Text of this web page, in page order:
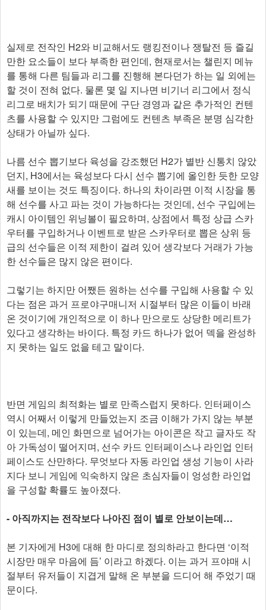
실제로 전작인 H2와 비교해서도 랭킹전이나 쟁탈전 등 즐길
만한 요소들이 보다 부족한 편인데, 현재로서는 챌린지 메뉴
를 통해 다른 팀들과 리그를 진행해 본다던가 하는 일 외에는
할 것이 전혀 없다. 물론 몇 일 지나면 비기너 리그에서 정식
리그로 배치가 되기 때문에 구단 경영과 같은 추가적인 컨텐
츠를 사용할 수 있지만 그럼에도 컨텐츠 부족은 분명 심각한
상태가 아닐까 싶다.
나름 선수 뽑기보다 육성을 강조했던 H2가 별반 신통치 않았
던지, H3에서는 육성보다 다시 선수 뽑기에 올인한 듯한 모양
새를 보이는 것도 특징이다. 하나의 차이라면 이적 시장을 통
해 선수를 사고 파는 것이 가능하다는 것인데, 선수 구입에는
캐시 아이템인 위닝볼이 필요하며, 상점에서 특정 상급 스카
우터를 구입하거나 이벤트로 받은 스카우터로 뽑은 상위 등
급의 선수들은 이적 제한이 걸려 있어 생각보다 거래가 가능
한 선수들은 많지 않은 편이다.
그렇기는 하지만 어쨌든 원하는 선수를 구입해 사용할 수 있
다는 점은 과거 프로야구매니저 시절부터 많은 이들이 바래
온 것이기에 개인적으로 이 하나 만으로도 상당한 메리트가
있다고 생각하는 바이다. 특정 카드 하나가 없어 덱을 완성하
지 못하는 일도 없을 테고 말이다.
반면 게임의 최적화는 별로 만족스럽지 못하다. 인터페이스
역시 어째서 이렇게 만들었는지 조금 이해가 가지 않는 부분
이 있는데, 메인 화면으로 넘어가는 아이콘은 작고 글자도 작
아 가독성이 떨어지며, 선수 카드 인터페이스나 라인업 인터
페이스도 산만하다. 무엇보다 자동 라인업 생성 기능이 사라
지다 보니 게임에 익숙하지 않은 초심자들이 엉성한 라인업
을 구성할 확률도 높아졌다.
- 아직까지는 전작보다 나아진 점이 별로 안보이는데…
본 기자에게 H3에 대해 한 마디로 정의하라고 한다면 ‘이적
시장만 매우 마음에 듬’ 이라고 하겠다. 이는 과거 프야매 시
절부터 유저들이 지겹게 말해 온 부분을 드디어 해 주었기 때
문이다.